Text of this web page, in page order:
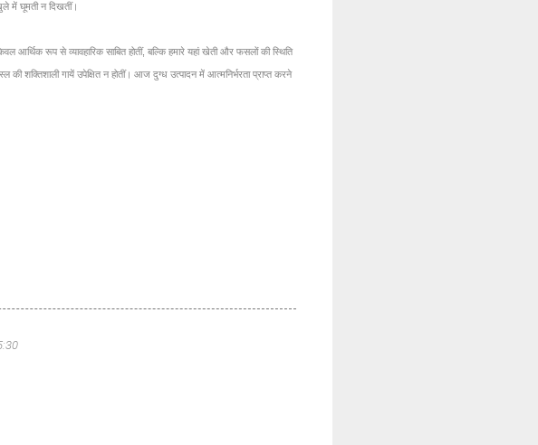
खुले में घूमती न दिखतीं।
आर्थिक रूप से व्यावहारिक साबित होतीं, बल्कि हमारे यहां खेती और फसलों की स्थिति
की शक्तिशाली गायें उपेक्षित न होतीं। आज दुग्ध उत्पादन में आत्मनिर्भरता प्राप्त करने